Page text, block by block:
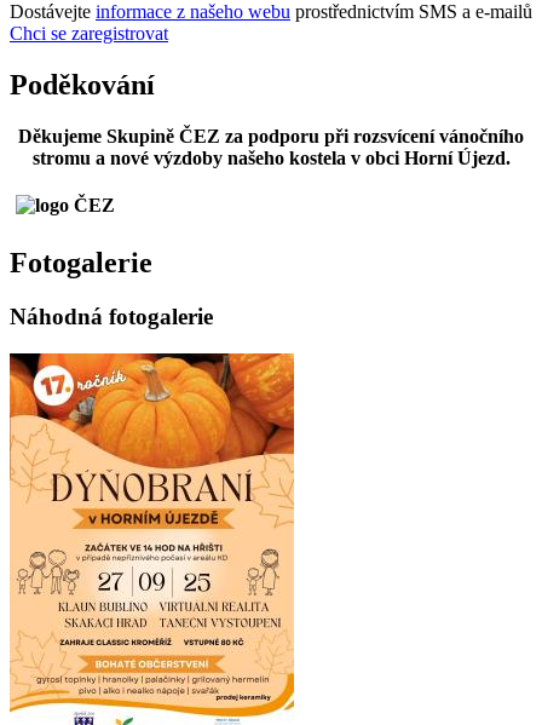
Dostávejte informace z našeho webu prostřednictvím SMS a e-mailů
Chci se zaregistrovat
Poděkování
Děkujeme Skupině ČEZ za podporu při rozsvícení vánočního
stromu a nové výzdoby našeho kostela v obci Horní Újezd.
Fotogalerie
Náhodná fotogalerie